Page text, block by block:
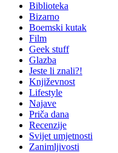
Biblioteka
Bizarno
Boemski kutak
Film
Geek stuff
Glazba
Jeste li znali?!
Književnost
Lifestyle
Najave
Priča dana
Recenzije
Svijet umjetnosti
Zanimljivosti